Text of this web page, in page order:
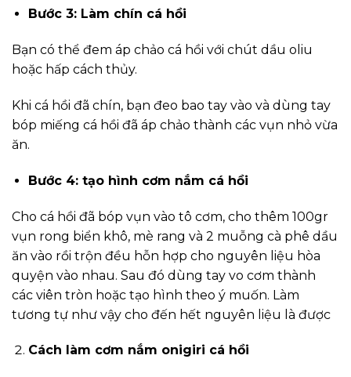
Bước 3: Làm chín cá hồi
Bạn có thể đem áp chảo cá hồi với chút dầu oliu
hoặc hấp cách thủy.
Khi cá hồi đã chín, bạn đeo bao tay vào và dùng tay
bóp miếng cá hồi đã áp chảo thành các vụn nhỏ vừa
ăn.
Bước 4: tạo hình cơm nắm cá hồi
Cho cá hồi đã bóp vụn vào tô cơm, cho thêm 100gr
vụn rong biển khô, mè rang và 2 muỗng cà phê dầu
ăn vào rồi trộn đều hỗn hợp cho nguyên liệu hòa
quyện vào nhau. Sau đó dùng tay vo cơm thành
các viên tròn hoặc tạo hình theo ý muốn. Làm
tương tự như vậy cho đến hết nguyên liệu là được
Cách làm cơm nắm onigiri cá hồi